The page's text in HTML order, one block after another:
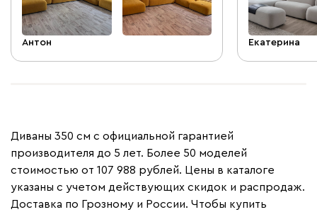
Антон Екатерина
Диваны 350 см с официальной гарантией
производителя до 5 лет. Более 50 моделей
стоимостью от 107 988 рублей. Цены в каталоге
указаны с учетом действующих скидок и распродаж.
Доставка по Грозному и России. Чтобы купить